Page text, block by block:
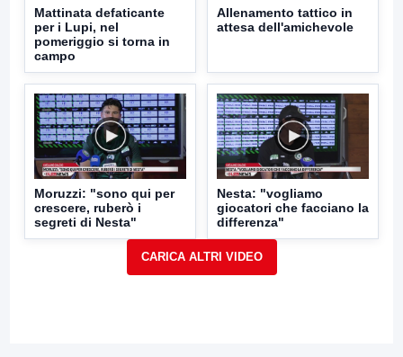
Mattinata defaticante
per i Lupi, nel
pomeriggio si torna in
campo
Allenamento tattico in
attesa dell'amichevole
Moruzzi: "sono qui per
crescere, ruberò i
segreti di Nesta"
Nesta: "vogliamo
giocatori che facciano la
differenza"